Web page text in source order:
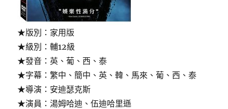
★版別：家用版
★級別：輔12級
★發音：英、葡、西、泰
★字幕：繁中、簡中、英、韓、馬來、葡、西、泰
★導演：安迪瑟克斯
★演員：湯姆哈迪、伍迪哈里遜